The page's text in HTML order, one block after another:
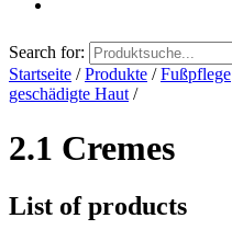
Search for:
Startseite /Produkte /Fußpflege
geschädigte Haut /
2.1 Cremes
List of products